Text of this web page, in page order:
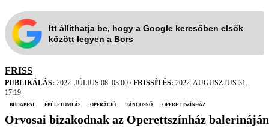
Itt állíthatja be, hogy a Google keresőben elsők
között legyen a Bors
FRISS
PUBLIKÁLÁS: 2022. JÚLIUS 08. 03:00 /FRISSÍTÉS: 2022. AUGUSZTUS 31.
17:19
Budapest
épületomlás operáció táncosnő Operettszínház
Orvosai bizakodnak az Operettszínház